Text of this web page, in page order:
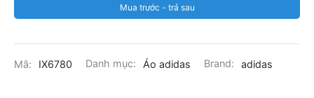
Mua trước - trả sau
Mã: IX6780 Danh mục: Áo adidas Brand: adidas